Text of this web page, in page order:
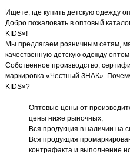
Ищете, где купить детскую одежду
Добро пожаловать в оптовый
KIDS»!
Мы предлагаем розничным сетям,
качественную детскую одежду оптом
Собственное производство,
маркировка «Честный ЗНАК».
KIDS»?
Оптовые цены от
цены ниже рыночных;
Вся продукция в наличии на
Вся продукция
контрафакта и выполнение